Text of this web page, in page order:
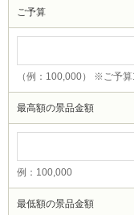
ご予算
（例：100,000） ※ご予
最高額の景品金額
例：100,000
最低額の景品金額